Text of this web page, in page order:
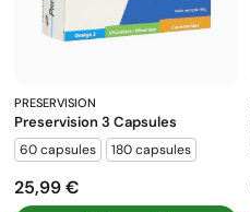
PRESERVISION
Preservision 3 Capsules
60 capsules 180 capsules
Prix
25,99 €